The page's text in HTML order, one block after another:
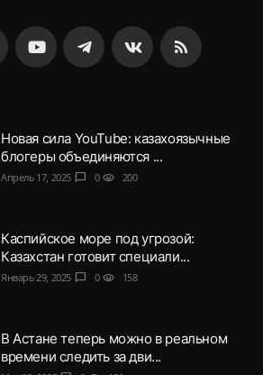
Новая сила YouTube: казахоязычные
блогеры объединяются ...
Апрель 17, 2025 chat_bubble 0 visibility 200
Каспийское море под угрозой:
Казахстан готовит специали...
Январь 29, 2025 chat_bubble 0 visibility 158
В Астане теперь можно в реальном
времени следить за дви...